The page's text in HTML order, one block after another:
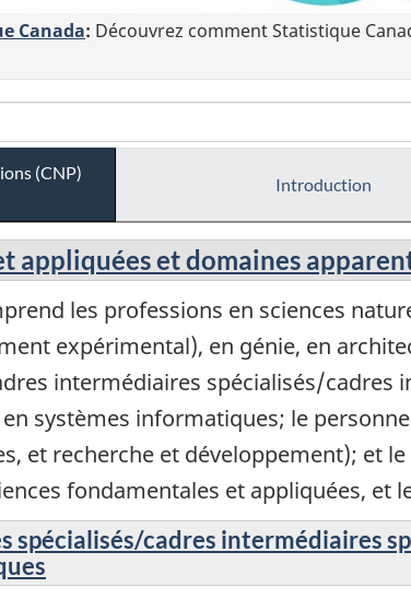
Canada: Découvrez comment Statistique
(CNP)
Introduction
appliquées et domaines
les professions en sciences
expérimental), en génie, en
intermédiaires spécialisés/cadres
systèmes informatiques; le
et recherche et développement); et
fondamentales et appliquées, et
spécialisés/cadres intermédiaires